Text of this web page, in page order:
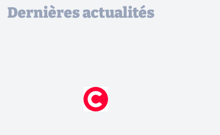
Dernières actualités